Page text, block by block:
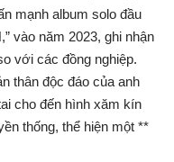
mạnh album solo đầu
vào năm 2023, ghi nhận
với các đồng nghiệp.
thân độc đáo của anh
cho đến hình xăm kín
thống, thể hiện một **